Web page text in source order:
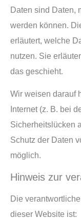
Daten sind Daten,
werden können.
erläutert, welche
nutzen. Sie
das geschieht.
Wir weisen darauf
Internet (z. B. bei
Sicherheitslücken
Schutz der Daten
möglich.
Hinweis zur
Die
dieser Website ist: